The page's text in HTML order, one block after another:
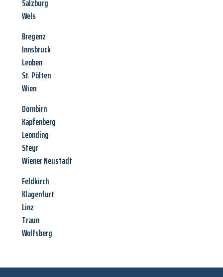
Salzburg
Wels
Bregenz
Innsbruck
Leoben
St. Pölten
Wien
Dornbirn
Kapfenberg
Leonding
Steyr
Wiener Neustadt
Feldkirch
Klagenfurt
Linz
Traun
Wolfsberg